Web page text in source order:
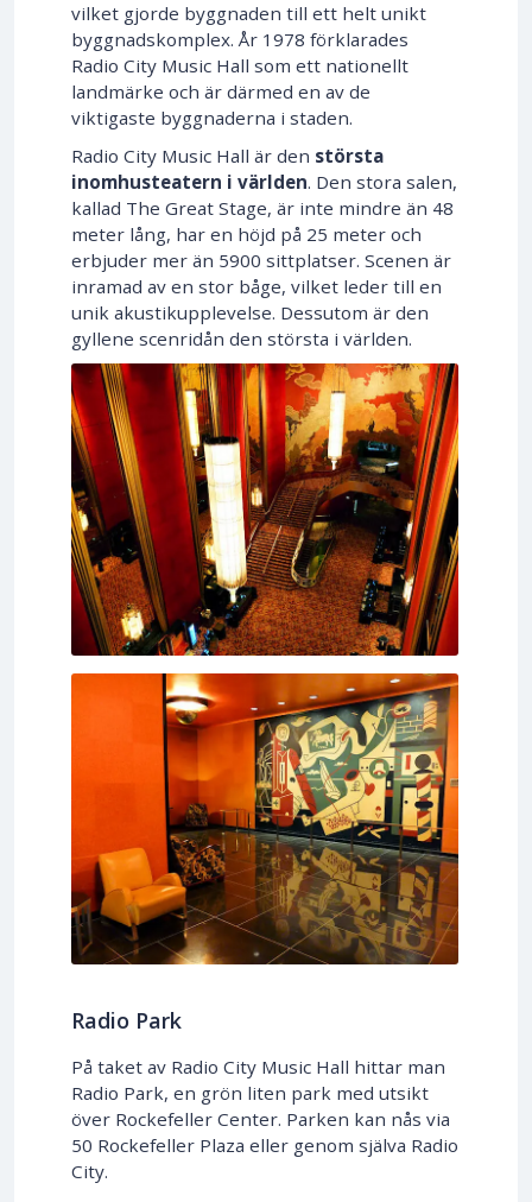
vilket gjorde byggnaden till ett helt unikt
byggnadskomplex. År 1978 förklarades
Radio City Music Hall som ett nationellt
landmärke och är därmed en av de
viktigaste byggnaderna i staden.
Radio City Music Hall är den största
inomhusteatern i världen. Den stora salen,
kallad The Great Stage, är inte mindre än 48
meter lång, har en höjd på 25 meter och
erbjuder mer än 5900 sittplatser. Scenen är
inramad av en stor båge, vilket leder till en
unik akustikupplevelse. Dessutom är den
gyllene scenridån den största i världen.
Radio Park
På taket av Radio City Music Hall hittar man
Radio Park, en grön liten park med utsikt
över Rockefeller Center. Parken kan nås via
50 Rockefeller Plaza eller genom själva Radio
City.